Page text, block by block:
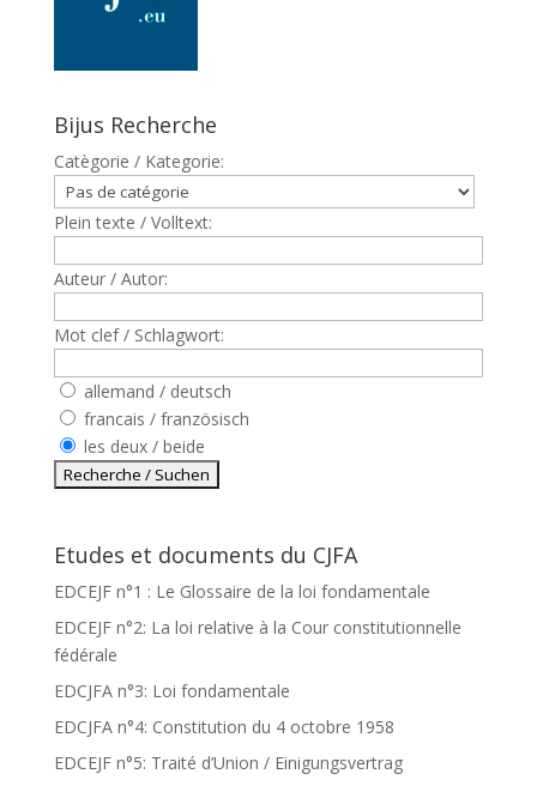
Bijus Recherche
Catègorie / Kategorie:
Plein texte / Volltext:
Auteur / Autor:
Mot clef / Schlagwort:
allemand / deutsch
francais / französisch
les deux / beide
Etudes et documents du CJFA
EDCEJF n°1 : Le Glossaire de la loi fondamentale
EDCEJF n°2: La loi relative à la Cour constitutionnelle
fédérale
EDCJFA n°3: Loi fondamentale
EDCJFA n°4: Constitution du 4 octobre 1958
EDCEJF n°5: Traité d’Union / Einigungsvertrag